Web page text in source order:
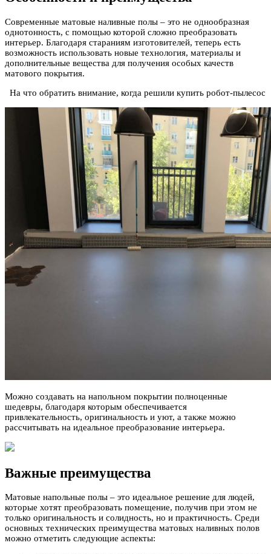
Современные матовые наливные полы – это не однообразная
однотонность, с помощью которой сложно преобразовать
интерьер. Благодаря стараниям изготовителей, теперь есть
возможность использовать новые технология, материалы и
дополнительные вещества для получения особых качеств
матового покрытия.
На что обратить внимание, когда решили купить робот-пылесос
Можно создавать на напольном покрытии полноценные
шедевры, благодаря которым обеспечивается
привлекательность, оригинальность и уют, а также можно
рассчитывать на идеальное преобразование интерьера.
Важные преимущества
Матовые напольные полы – это идеальное решение для людей,
которые хотят преобразовать помещение, получив при этом не
только оригинальность и солидность, но и практичность. Среди
основных технических преимущества матовых наливных полов
можно отметить следующие аспекты: